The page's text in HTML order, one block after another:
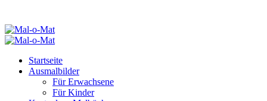
Startseite
Ausmalbilder
Für Erwachsene
Für Kinder